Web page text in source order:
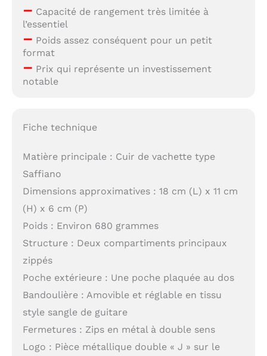
– Capacité de rangement très limitée à
l’essentiel
– Poids assez conséquent pour un petit
format
– Prix qui représente un investissement
notable
Fiche technique
Matière principale : Cuir de vachette type
Saffiano
Dimensions approximatives : 18 cm (L) x 11 cm
(H) x 6 cm (P)
Poids : Environ 680 grammes
Structure : Deux compartiments principaux
zippés
Poche extérieure : Une poche plaquée au dos
Bandoulière : Amovible et réglable en tissu
style sangle de guitare
Fermetures : Zips en métal à double sens
Logo : Pièce métallique double « J » sur le